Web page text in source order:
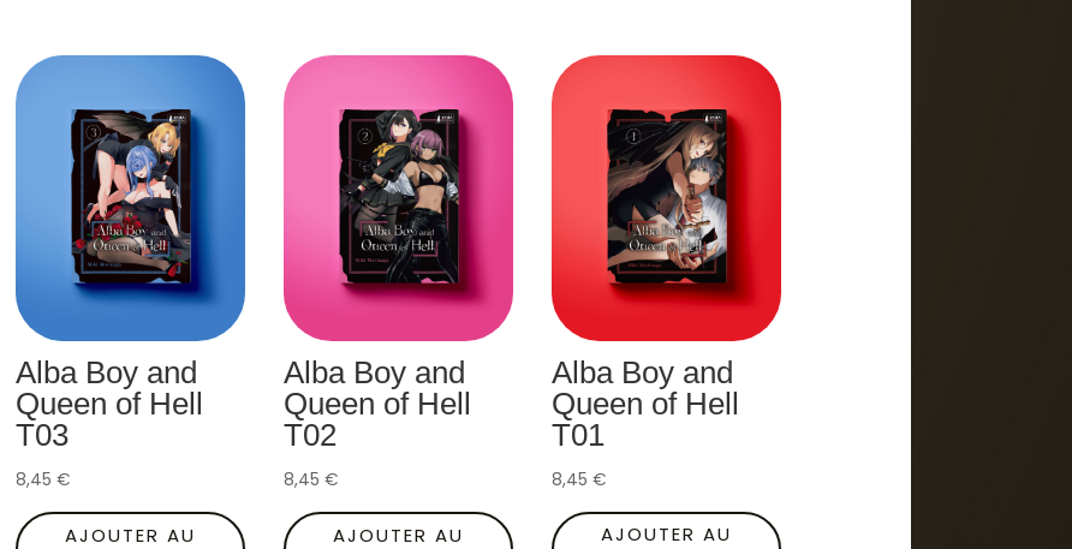
et
T02
Alba Boy and
Queen of Hell
T03
8,45€
AJOUTER AU
Alba Boy and
Queen of Hell
T02
8,45€
AJOUTER AU
Alba Boy and
Queen of Hell
T01
8,45€
AJOUTER AU